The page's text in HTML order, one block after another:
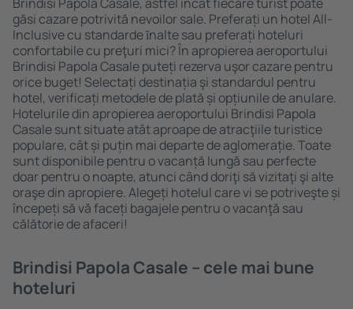
găsi cazare potrivită nevoilor sale. Preferați un hotel All-
Inclusive cu standarde ȋnalte sau preferați hoteluri
confortabile cu preţuri mici? În apropierea aeroportului
Brindisi Papola Casale puteți rezerva uşor cazare pentru
orice buget! Selectați destinația şi standardul pentru
hotel, verificați metodele de plată și opțiunile de anulare.
Hotelurile din apropierea aeroportului Brindisi Papola
Casale sunt situate atât aproape de atracţiile turistice
populare, cât și puțin mai departe de aglomerație. Toate
sunt disponibile pentru o vacanță lungă sau perfecte
doar pentru o noapte, atunci când doriţi să vizitaţi şi alte
oraşe din apropiere. Alegeți hotelul care vi se potriveşte și
începeți să vă faceți bagajele pentru o vacanţă sau
călătorie de afaceri!
Brindisi Papola Casale – cele mai bune
hoteluri